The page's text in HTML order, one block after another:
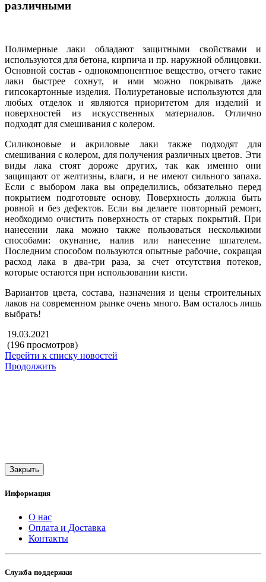
различными
Полимерные лаки обладают защитными свойствами и
используются для бетона, кирпича и пр. наружной облицовки.
Основной состав - однокомпонентное вещество, отчего такие
лаки быстрее сохнут, и ими можно покрывать даже
гипсокартонные изделия. Полиуретановые используются для
любых отделок и являются приоритетом для изделий и
поверхностей из искусственных материалов. Отлично
подходят для смешивания с колером.
Силиконовые и акриловые лаки также подходят для
смешивания с колером, для получения различных цветов. Эти
виды лака стоят дороже других, так как именно они
защищают от желтизны, влаги, и не имеют сильного запаха.
Если с выбором лака вы определились, обязательно перед
покрытием подготовьте основу. Поверхность должна быть
ровной и без дефектов. Если вы делаете повторный ремонт,
необходимо очистить поверхность от старых покрытий. При
нанесении лака можно также пользоваться несколькими
способами: окунание, налив или нанесение шпателем.
Последним способом пользуются опытные рабочие, сокращая
расход лака в два-три раза, за счет отсутствия потеков,
которые остаются при использовании кисти.
Вариантов цвета, состава, назначения и цены строительных
лаков на современном рынке очень много. Вам осталось лишь
выбрать!
19.03.2021
(196 просмотров)
Перейти к списку новостей
Продолжить
Закрыть
Информация
О нас
Оплата и Доставка
Контакты
Служба поддержки